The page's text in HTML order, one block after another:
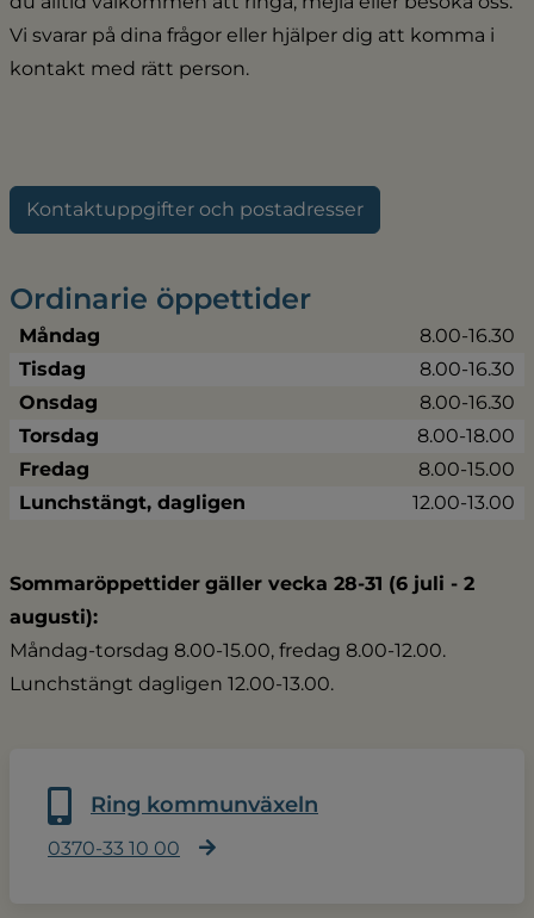
Vi svarar på dina frågor eller hjälper dig att komma i
kontakt med rätt person.
Kontaktuppgifter och postadresser
Ordinarie öppettider
Måndag
8.00-16.30
Tisdag
8.00-16.30
Onsdag
8.00-16.30
Torsdag
8.00-18.00
Fredag
8.00-15.00
Lunchstängt, dagligen
12.00-13.00
Sommaröppettider gäller vecka 28-31 (6 juli - 2
augusti):
Måndag-torsdag 8.00-15.00, fredag 8.00-12.00.
Lunchstängt dagligen 12.00-13.00.
Ring kommunväxeln
0370-33 10 00